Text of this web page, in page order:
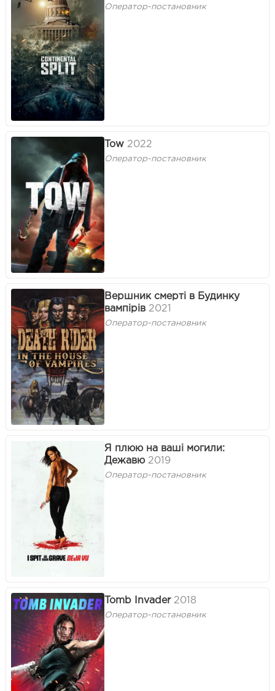
Оператор-постановник
Tow 2022
Оператор-постановник
Вершник смерті в Будинку
вампірів 2021
Оператор-постановник
Я плюю на ваші могили:
Дежавю 2019
Оператор-постановник
Tomb Invader 2018
Оператор-постановник